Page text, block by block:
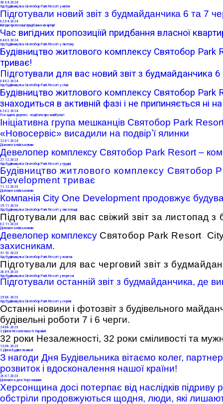
30.04.2024
Хід будівництва Святобор Park Resort у квітні
Підготували новий звіт з будмайданчика 6 та 7
02.04.2024
Вигідні пропозиції придбання квартир!
Час вигідних пропозиціїй придбання власної
04.03.2024
Хід будівництва Святобор Park Resort у лютому
Будівництво житлового комплексу Святобор Park
триває!
Підготували для вас новий звіт з будмайданчика
04.02.2024
Хід будівництва Святобор Park Resort у січні
Будівництво житлового комплексу Святобор Park
знаходиться в активній фазі і не припиняється ні
02.02.2024
Посадити дерево - подбати про майбутнє!
Ініціативна група мешканців Святобор Park
«Новосервіс» висадили на подвірʼї ялинки
22.01.2024
Допомога військовим
Девелопер комплексу Святобор Park Resort –
27.12.2023
Хід будівництва Святобор Park Resort у грудні
Будівництвожитлового комплексу Святобор
Development триває
11 .12.2023
Допомога військовим
Компанія City One Development продовжує
29.11.2023
Хід будівництва Святобор Park Resort у листопаді
Підготували для вас свіжий звіт за листопад
02.11.2023
Допомога військовим
Девелопер комплексу Святобор Park Resort-
захисникам.
31 .10.2023
Хід будівництва Святобор Park Resort у жовтні
Підготували для вас черговий звіт з
28.09.2023
Хід будівництва Святобор Park Resort у вересні
Підготували останній звіт з будмайданчика, де
29.08.2023
Хід будівництва Святобор Park Resort у серпні
Останні новини і фотозвіт з будівельного
будівельні роботи 7 і 6 черги.
24.08.2023
З Днем Незалежності України!
32 роки Незалежності, 32 роки сміливості та
13.08.2023
З Днем Будівельника!
З нагоди Дня Будівельника вітаємо колег,
розвиток і вдосконалення нашої країни!
26.07.2023
Допомога для Херсонщини
Херсонщина досі потерпає від наслідків
обстріли продовжуються щодня, люди, які